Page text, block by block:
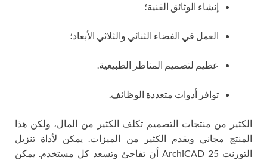
إنشاء الوثائق الفنية؛
العمل في الفضاء الثنائي والثلاثي الأبعاد؛
عظيم لتصميم المناظر الطبيعية.
توافر أدوات متعددة الوظائف.
الكثير من منتجات التصميم تكلف الكثير من المال، ولكن هذا
المنتج مجاني ويقدم الكثير من الميزات. يمكن لأداة تنزيل
التورنت ArchiCAD 25 أن تفاجئ وتسعد كل مستخدم. يمكن